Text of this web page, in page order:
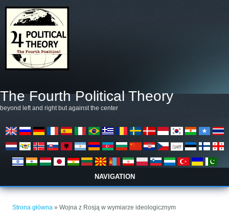
The Fourth Political Theory
beyond left and right but against the center
NAVIGATION
Strona główna » Wojna z Rosją w wymiarze ideologicznym